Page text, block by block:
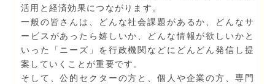
活用と経済効果につながります。
一般の皆さんは、どんな社会課題があるか、どんなサ
ービスがあったら嬉しいか、どんな情報が欲しいかと
いった「ニーズ」を行政機関などにどんどん発信し提
案していくことが重要です。
そして、公的セクターの方と、個人や企業の方、専門